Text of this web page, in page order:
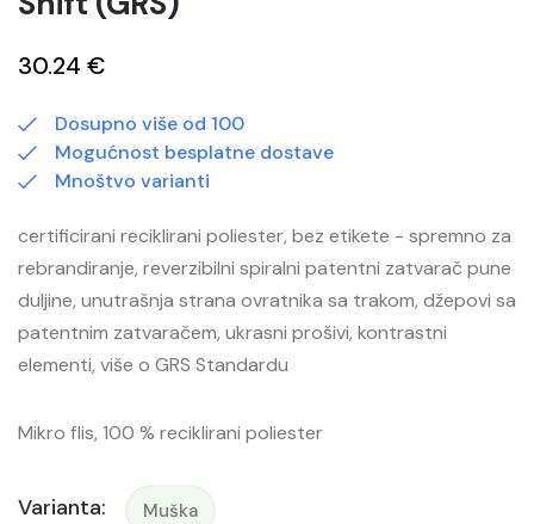
30.24 €
Dosupno više od 100
Mogućnost besplatne dostave
Mnoštvo varianti
certificirani reciklirani poliester, bez etikete - spremno za
rebrandiranje, reverzibilni spiralni patentni zatvarač pune
duljine, unutrašnja strana ovratnika sa trakom, džepovi sa
patentnim zatvaračem, ukrasni prošivi, kontrastni
elementi, više o GRS Standardu
Mikro flis, 100 % reciklirani poliester
Varianta: Muška